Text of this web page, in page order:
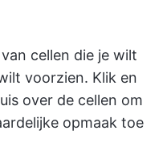
cellen die je wilt
voorzien. Klik en
over de cellen om
opmaak toe